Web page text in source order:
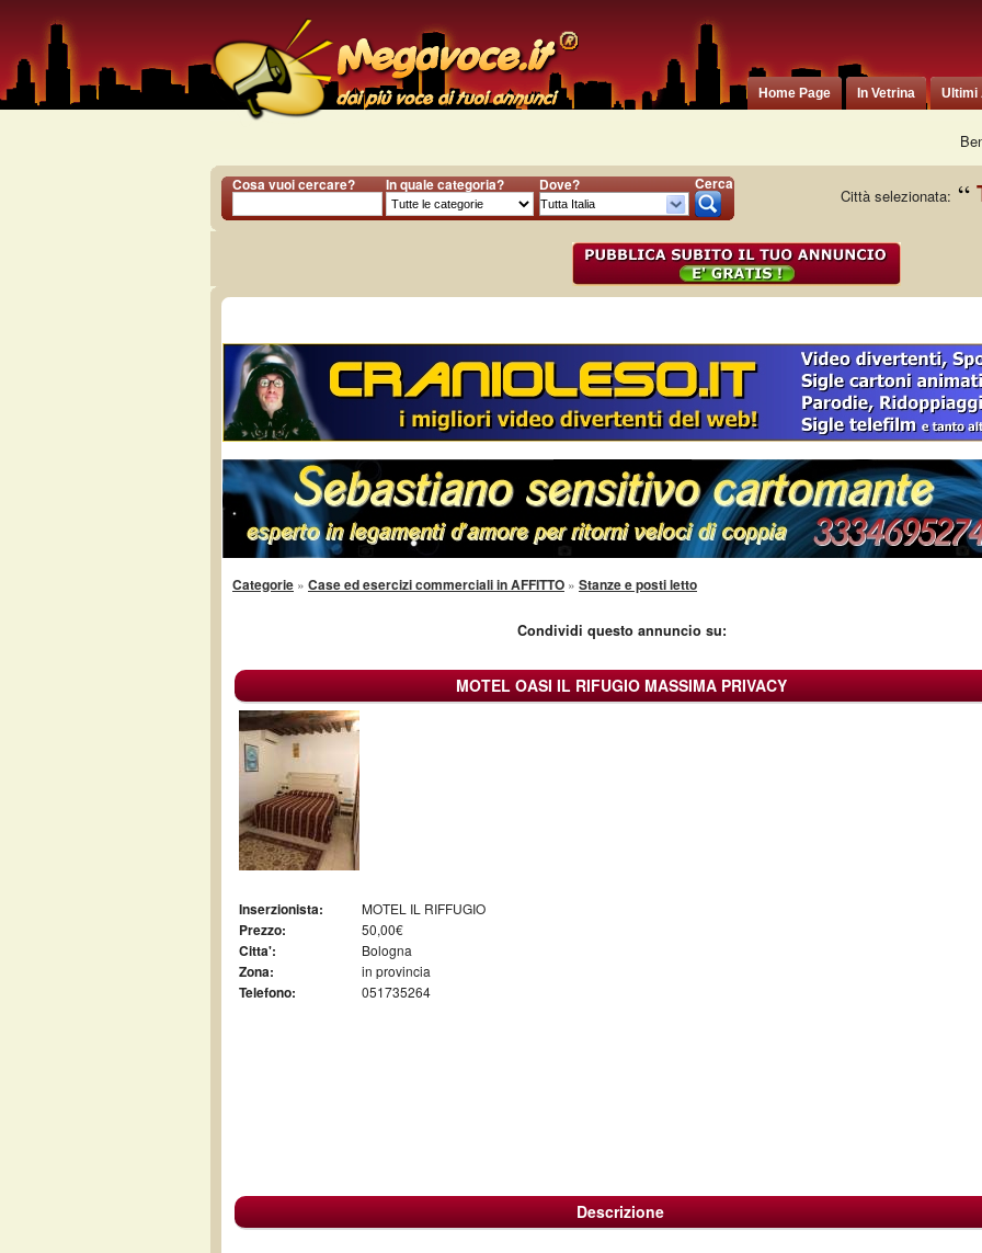
Home Page In Vetrina Ultimi
Cosa vuoi cercare? In quale categoria? Dove? Cerca
Città selezionata:
Categorie » Case ed esercizi commerciali in AFFITTO » Stanze e posti letto
Condividi questo annuncio su:
MOTEL OASI IL RIFUGIO MASSIMA PRIVACY
Inserzionista: MOTEL IL RIFFUGIO
Prezzo: 50,00€
Citta': Bologna
Zona: in provincia
Telefono: 051735264
Descrizione